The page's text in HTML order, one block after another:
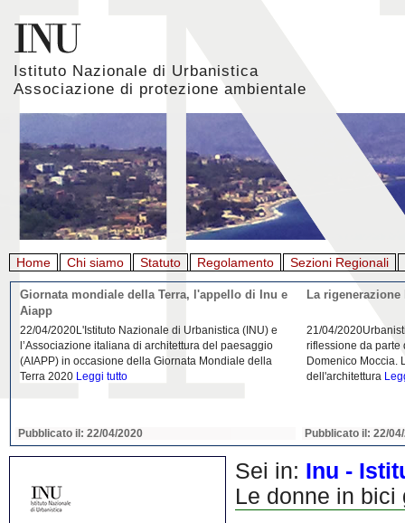
Istituto Nazionale di Urbanistica
Associazione di protezione ambientale
Home Chi siamo Statuto Regolamento Sezioni Regionali
Giornata mondiale della Terra, l'appello di Inu e
Aiapp
22/04/2020L'Istituto Nazionale di Urbanistica (INU) e
l’Associazione italiana di architettura del paesaggio
(AIAPP) in occasione della Giornata Mondiale della
Terra 2020 Leggi tutto
Pubblicato il: 22/04/2020
La
21/04/
riflessione da parte
Domenico Moccia.
dell'architettura
Pubblicato il: 22/
Sei in: Inu -
Le donne in bici